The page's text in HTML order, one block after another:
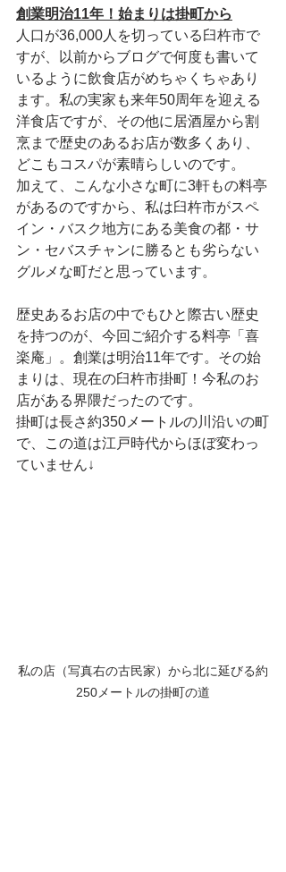
創業明治11年！始まりは掛町から
人口が36,000人を切っている臼杵市で
すが、以前からブログで何度も書いて
いるように飲食店がめちゃくちゃあり
ます。私の実家も来年50周年を迎える
洋食店ですが、その他に居酒屋から割
烹まで歴史のあるお店が数多くあり、
どこもコスパが素晴らしいのです。
加えて、こんな小さな町に3軒もの料亭
があるのですから、私は臼杵市がスペ
イン・バスク地方にある美食の都・サ
ン・セバスチャンに勝るとも劣らない
グルメな町だと思っています。
歴史あるお店の中でもひと際古い歴史
を持つのが、今回ご紹介する料亭「喜
楽庵」。創業は明治11年です。その始
まりは、現在の臼杵市掛町！今私のお
店がある界隈だったのです。
掛町は長さ約350メートルの川沿いの町
で、この道は江戸時代からほぼ変わっ
ていません↓
私の店（写真右の古民家）から北に延びる約
250メートルの掛町の道